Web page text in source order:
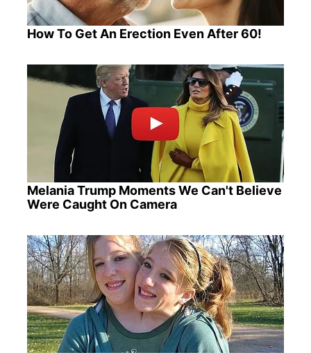
How To Get An Erection Even After 60!
Melania Trump Moments We Can't Believe
Were Caught On Camera